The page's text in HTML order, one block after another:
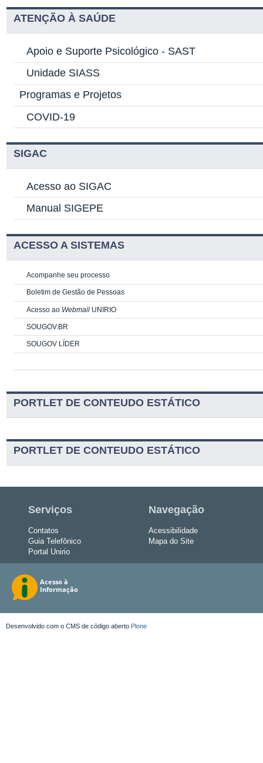
ATENÇÃO À SAÚDE
Apoio e Suporte Psicológico - SAST
Unidade SIASS
Programas e Projetos
COVID-19
SIGAC
Acesso ao SIGAC
Manual SIGEPE
ACESSO A SISTEMAS
Acompanhe seu processo
Boletim de Gestão de Pessoas
Acesso ao Webmail UNIRIO
SOUGOV.BR
SOUGOV LÍDER
PORTLET DE CONTEUDO ESTÁTICO
PORTLET DE CONTEUDO ESTÁTICO
Serviços
Contatos
Guia Telefônico
Portal Unirio
Navegação
Acessibilidade
Mapa do Site
Desenvolvido com o CMS de código aberto Plone